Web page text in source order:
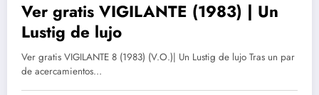
Ver gratis VIGILANTE (1983) | Un
Lustig de lujo
Ver gratis VIGILANTE 8 (1983) (V.O.)| Un Lustig de lujo Tras un par
de acercamientos…